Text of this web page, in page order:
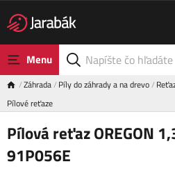
Menu
Záhrada Píly do záhrady a na drevo
Pílové reťaze
Pílová reťaz OREGON
91P056E